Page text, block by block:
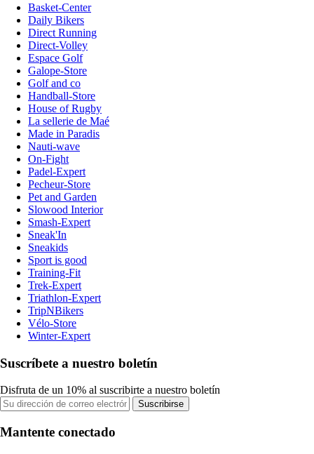
Basket-Center
Daily Bikers
Direct Running
Direct-Volley
Espace Golf
Galope-Store
Golf and co
Handball-Store
House of Rugby
La sellerie de Maé
Made in Paradis
Nauti-wave
On-Fight
Padel-Expert
Pecheur-Store
Pet and Garden
Slowood Interior
Smash-Expert
Sneak'In
Sneakids
Sport is good
Training-Fit
Trek-Expert
Triathlon-Expert
TripNBikers
Vélo-Store
Winter-Expert
Suscríbete a nuestro boletín
Disfruta de un 10% al suscribirte a nuestro boletín
Suscribirse
Mantente conectado